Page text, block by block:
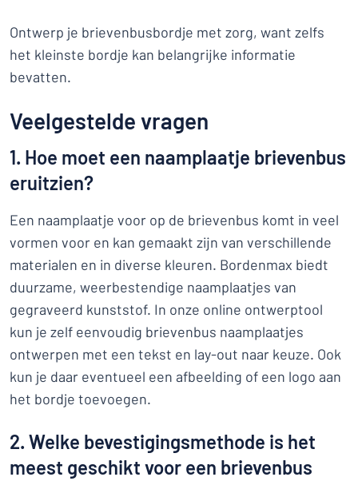
Ontwerp je brievenbusbordje met zorg, want zelfs
het kleinste bordje kan belangrijke informatie
bevatten.
Veelgestelde vragen
1. Hoe moet een naamplaatje brievenbus
eruitzien?
Een naamplaatje voor op de brievenbus komt in veel
vormen voor en kan gemaakt zijn van verschillende
materialen en in diverse kleuren. Bordenmax biedt
duurzame, weerbestendige naamplaatjes van
gegraveerd kunststof. In onze online ontwerptool
kun je zelf eenvoudig brievenbus naamplaatjes
ontwerpen met een tekst en lay-out naar keuze. Ook
kun je daar eventueel een afbeelding of een logo aan
het bordje toevoegen.
2. Welke bevestigingsmethode is het
meest geschikt voor een brievenbus